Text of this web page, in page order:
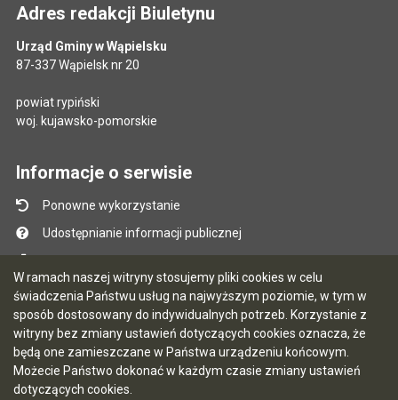
W ramach naszej witryny stosujemy pliki cookies w celu
świadczenia Państwu usług na najwyższym poziomie, w tym w
sposób dostosowany do indywidualnych potrzeb. Korzystanie z
witryny bez zmiany ustawień dotyczących cookies oznacza, że
będą one zamieszczane w Państwa urządzeniu końcowym.
Możecie Państwo dokonać w każdym czasie zmiany ustawień
dotyczących cookies.
Adres redakcji Biuletynu
Urząd Gminy w Wąpielsku
87-337 Wąpielsk nr 20
powiat rypiński
woj. kujawsko-pomorskie
Informacje o serwisie
Ponowne wykorzystanie
Udostępnianie informacji publicznej
Mapa serwisu
Instrukcja obsługi
Statystyki oglądalności
Ostatnio dodane
Ostatnia aktualizacja BIP: 04.08.2026 13:38